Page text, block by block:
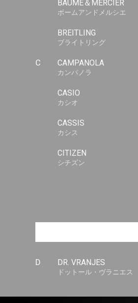
BAUME＆MERCIER
ボームアンドメルシエ
BREITLING
ブライトリング
C CAMPANOLA
カンパノラ
CASIO
カシオ
CASSIS
カシス
CITIZEN
シチズン
D DR. VRANJES
ドットール・ヴラニエス